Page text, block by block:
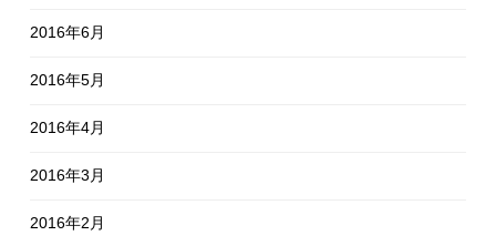
2016年6月
2016年5月
2016年4月
2016年3月
2016年2月